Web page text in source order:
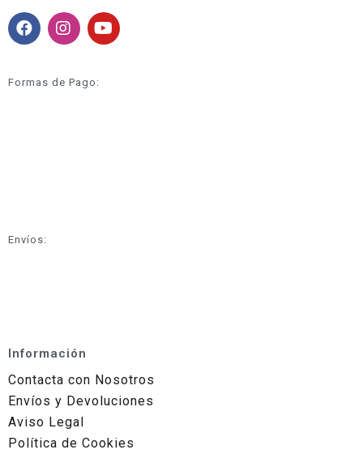
Formas de Pago:
Envíos:
Información
Contacta con Nosotros
Envíos y Devoluciones
Aviso Legal
Política de Cookies